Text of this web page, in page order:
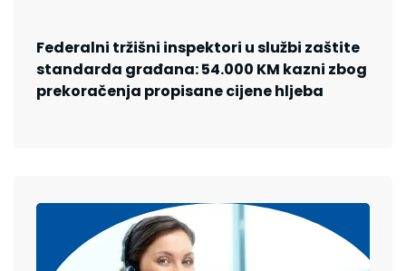
Federalni tržišni inspektori u službi zaštite
standarda građana: 54.000 KM kazni zbog
prekoračenja propisane cijene hljeba